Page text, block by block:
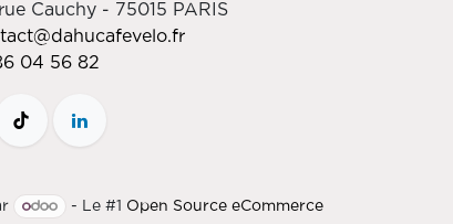
Cauchy - 75015 PARIS
04 56 82
- Le #1 Open Source eCommerce